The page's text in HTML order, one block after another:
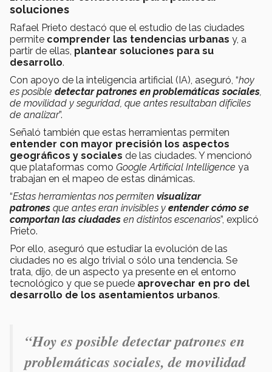
soluciones
Rafael Prieto destacó que el estudio de las ciudades
permite comprender las tendencias urbanas y, a
partir de ellas, plantear soluciones para su
desarrollo.
Con apoyo de la inteligencia artificial (IA), aseguró, “hoy
es posible detectar patrones en problemáticas sociales,
de movilidad y seguridad, que antes resultaban difíciles
de analizar”.
Señaló también que estas herramientas permiten
entender con mayor precisión los aspectos
geográficos y sociales de las ciudades. Y mencionó
que plataformas como Google Artificial Intelligence ya
trabajan en el mapeo de estas dinámicas.
“Estas herramientas nos permiten visualizar
patrones que antes eran invisibles y entender cómo se
comportan las ciudades en distintos escenarios”, explicó
Prieto.
Por ello, aseguró que estudiar la evolución de las
ciudades no es algo trivial o sólo una tendencia. Se
trata, dijo, de un aspecto ya presente en el entorno
tecnológico y que se puede aprovechar en pro del
desarrollo de los asentamientos urbanos.
“Hoy es posible detectar patrones en
problemáticas sociales, de movilidad